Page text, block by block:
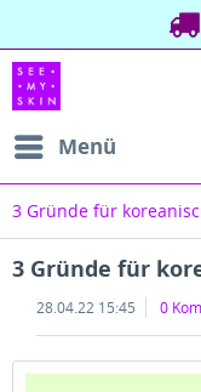
Menü
3 Gründe für
3 Gründe für
28.04.22 15:45 0